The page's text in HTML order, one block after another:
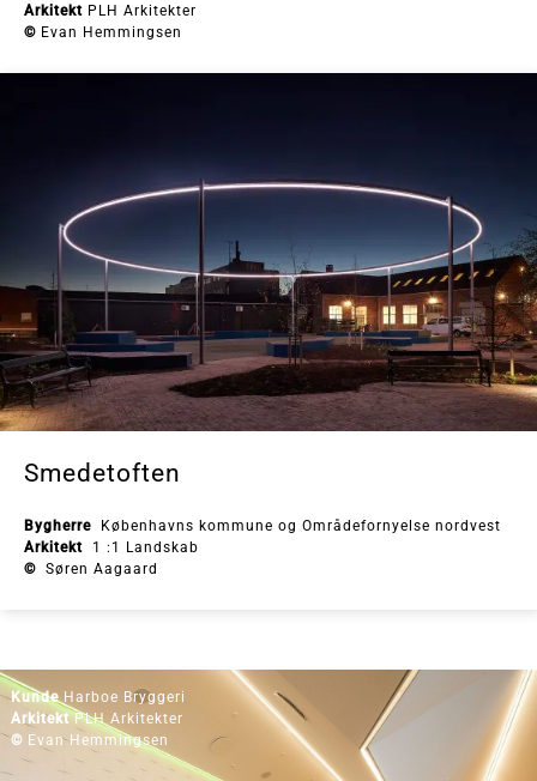
Arkitekt PLH Arkitekter
© Evan Hemmingsen
Smedetoften
Bygherre Københavns kommune og Områdefornyelse nordvest
Arkitekt 1 :1 Landskab
© Søren Aagaard
KundeHarboe Bryggeri
ArkitektPLH Arkitekter
© Evan Hemmingsen